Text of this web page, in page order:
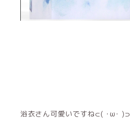
浴衣さん可愛いですね⊂( ･ω･ )⊃